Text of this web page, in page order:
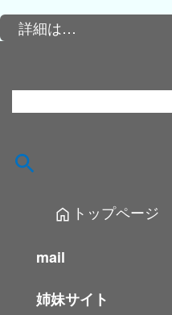
詳細は…
home トップページ
mail
姉妹サイト